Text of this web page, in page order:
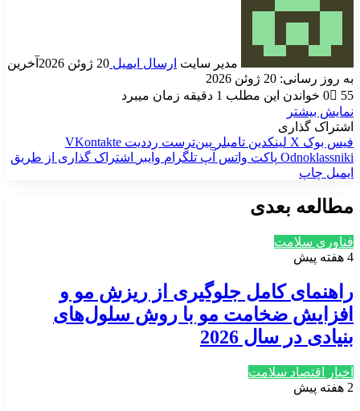
مدیر سایت ارسال ایمیل 20 ژوئن 2026
آخرین
به روز رسانی: 20 ژوئن 2026
0
55
خواندن این مطلب 1 دقیقه زمان میبرد
نمایش بیشتر
اشتراک گذاری
فیس بوک X لینکدین ‫تامبلر ‫پین‌ترست ‫رددیت ‫VKontakte
‫Odnoklassniki پاکت واتس آپ تلگرام وایبر
اشتراک گذاری از طریق
ایمیل چاپ
مطالعه بعدی
فناوری سلامت
4 هفته پیش
راهنمای کامل جلوگیری از ریزش مو و
افزایش ضخامت مو با روش سلول‌های
بنیادی در سال 2026
اخبار اقتصاد سلامت
2 هفته پیش